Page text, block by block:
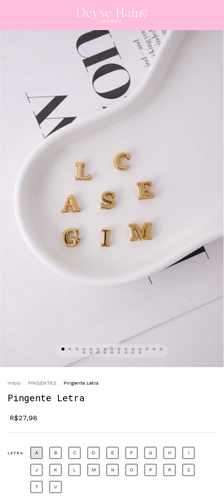
Início PINGENTES Pingente Letra
Pingente Letra
R$27,98
LETRA A B C D E F G H I
J K L M N O P R S
T V